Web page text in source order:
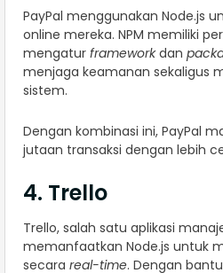
PayPal menggunakan Node.js
online mereka. NPM memiliki
mengatur frameworkdan
menjaga keamanan sekaligus
sistem.
Dengan kombinasi ini, PayPal
jutaan transaksi dengan lebih
4. Trello
Trello, salah satu aplikasi
memanfaatkan Node.js untuk
secara real-time. Dengan